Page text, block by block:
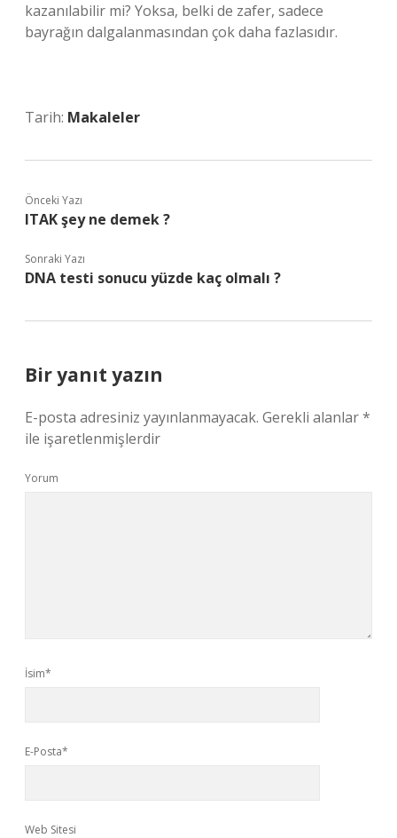
kazanılabilir mi? Yoksa, belki de zafer, sadece
bayrağın dalgalanmasından çok daha fazlasıdır.
Tarih: Makaleler
Önceki Yazı
ITAK şey ne demek ?
Sonraki Yazı
DNA testi sonucu yüzde kaç olmalı ?
Bir yanıt yazın
E-posta adresiniz yayınlanmayacak. Gerekli alanlar*
ile işaretlenmişlerdir
Yorum
İsim*
E-Posta*
Web Sitesi